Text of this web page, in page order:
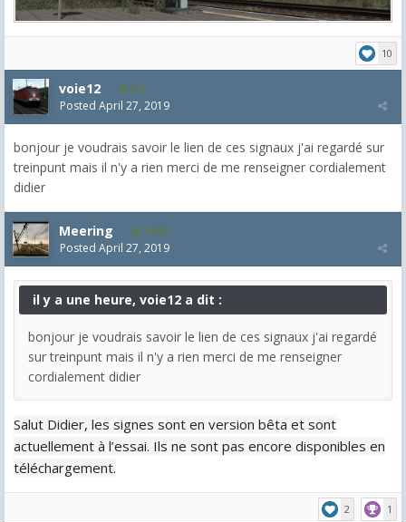
10
voie12 515
Posted April 27, 2019
bonjour je voudrais savoir le lien de ces signaux j'ai regardé sur
treinpunt mais il n'y a rien merci de me renseigner cordialement
didier
Meering 1,992
Posted April 27, 2019
il y a une heure, voie12 a dit :
bonjour je voudrais savoir le lien de ces signaux j'ai regardé
sur treinpunt mais il n'y a rien merci de me renseigner
cordialement didier
Salut Didier, les signes sont en version bêta et sont
actuellement à l’essai. Ils ne sont pas encore disponibles en
téléchargement.
2 1